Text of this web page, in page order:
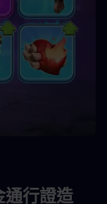
通行證造